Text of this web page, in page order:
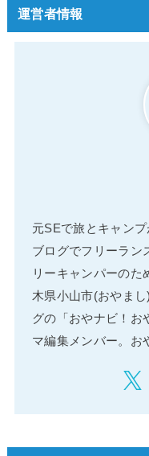
運営者情報
元SEで旅とキャン
ブログでフリーラン
リーキャンパーのた
木県小山市(おやま
グの「おやナビ！お
マ編集メンバー。お